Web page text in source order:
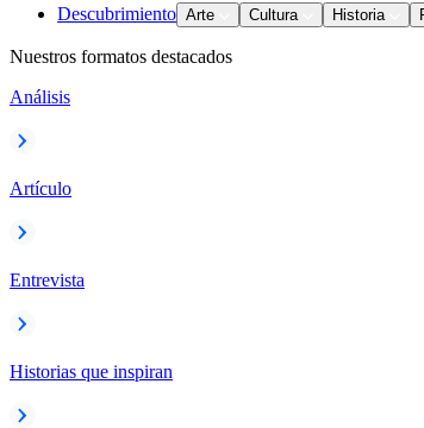
Descubrimiento Arte Cultura Historia
Nuestros formatos destacados
Análisis
Artículo
Entrevista
Historias que inspiran